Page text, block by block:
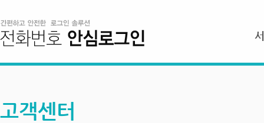
고객센터